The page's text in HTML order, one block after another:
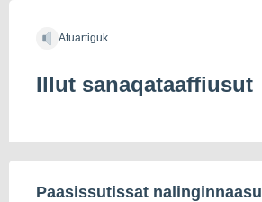
Atuartiguk
Illut sanaqataaffiusut
Paasissutissat